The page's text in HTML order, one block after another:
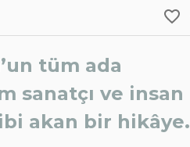
tüm ada
sanatçı ve insan
akan bir hikâye.